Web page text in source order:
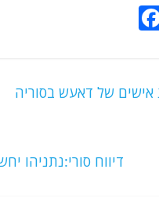
e
אישים של דאעש בסוריה
דיווח סורי:נתניהו